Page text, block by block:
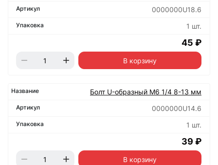
0000000U18.6
1 шт.
45 ₽
В корзину
Болт U-образный М6 1/4 8-13 мм
0000000U14.6
1 шт.
39 ₽
В корзину